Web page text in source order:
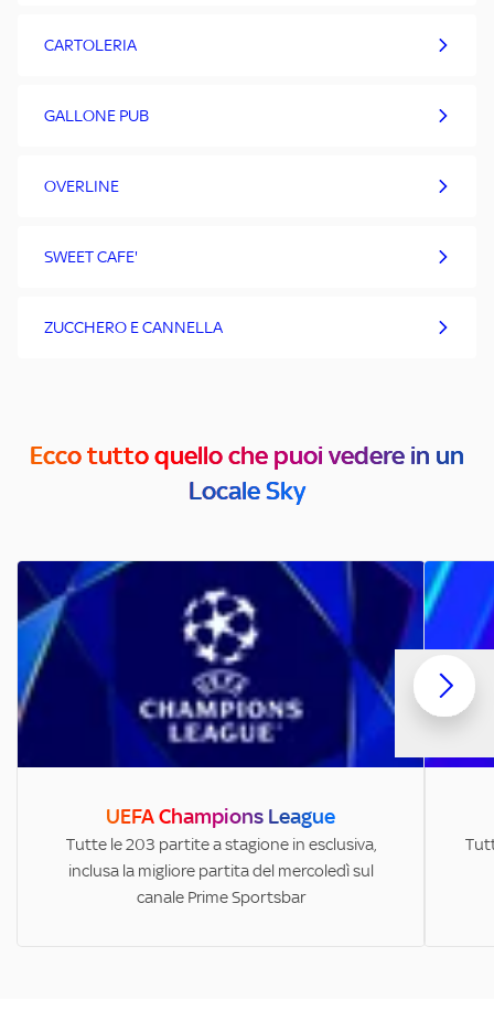
CARTOLERIA
GALLONE PUB
OVERLINE
SWEET CAFE'
ZUCCHERO E CANNELLA
Ecco tutto quello che puoi vedere in un
Locale Sky
UEFA Champions League
Tutte le 203 partite a stagione in esclusiva,
inclusa la migliore partita del mercoledì sul
canale Prime Sportsbar